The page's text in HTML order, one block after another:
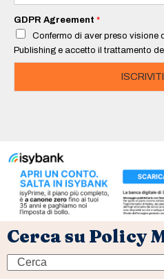
a
i
*
GDPR Agreement *
Confermo di aver preso
Publishing e accetto il trattamento
Cerca su Policy
Search